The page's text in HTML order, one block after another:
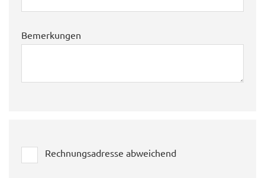
Bemerkungen
Rechnungsadresse abweichend